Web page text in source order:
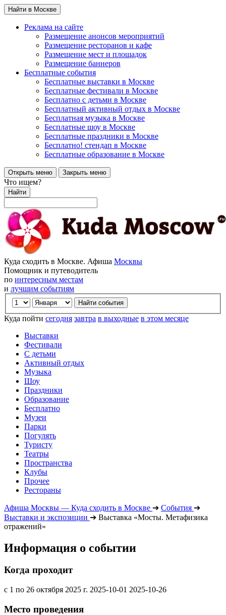
Найти в Москве
Реклама на сайте
Размещение анонсов мероприятий
Размещение ресторанов и кафе
Размещение мест и площадок
Размещение баннеров
Бесплатные события
Бесплатные выставки в Москве
Бесплатные фестивали в Москве
Бесплатно с детьми в Москве
Бесплатный активный отдых в Москве
Бесплатная музыка в Москве
Бесплатные шоу в Москве
Бесплатные праздники в Москве
Бесплатно! стендап в Москве
Бесплатные образование в Москве
Открыть меню Закрыть меню
Что ищем?
Найти
Куда сходить в Москве. Афиша Москвы
Помощник и путеводитель
по интересным местам
и лучшим событиям
Куда пойти сегодня завтра в выходные в этом месяце
Выставки
Фестивали
С детьми
Активный отдых
Музыка
Шоу
Праздники
Образование
Бесплатно
Музеи
Парки
Погулять
Туристу
Театры
Пространства
Клубы
Прочее
Рестораны
Афиша Москвы — Куда сходить в Москве ➔ События ➔
Выставки и экспозиции ➔ Выставка «Мосты. Метафизика
отражений»
Информация о событии
Когда проходит
с 1 по 26 октября 2025 г. 2025-10-01 2025-10-26
Место проведения